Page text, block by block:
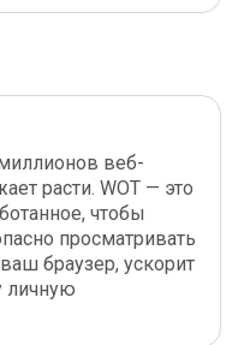
веб-
расти. WOT — это
чтобы
просматривать
браузер, ускорит
личную